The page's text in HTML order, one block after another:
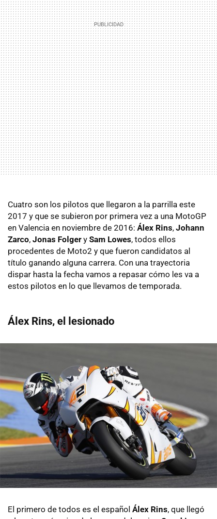
Cuatro son los pilotos que llegaron a la parrilla este
2017 y que se subieron por primera vez a una MotoGP
en Valencia en noviembre de 2016: Álex Rins, Johann
Zarco, Jonas Folger y Sam Lowes, todos ellos
procedentes de Moto2 y que fueron candidatos al
título ganando alguna carrera. Con una trayectoria
dispar hasta la fecha vamos a repasar cómo les va a
estos pilotos en lo que llevamos de temporada.
Álex Rins, el lesionado
El primero de todos es el español Álex Rins, que llegó